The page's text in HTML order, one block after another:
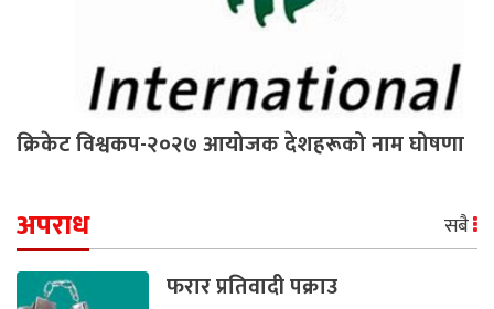
क्रिकेट विश्वकप-२०२७ आयोजक देशहरूको नाम घोषणा
अपराध सबै
फरार प्रतिवादी पक्राउ